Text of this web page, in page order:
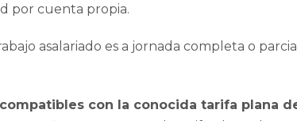
por cuenta propia.
asalariado es a jornada completa o
con la conocida tarifa plana